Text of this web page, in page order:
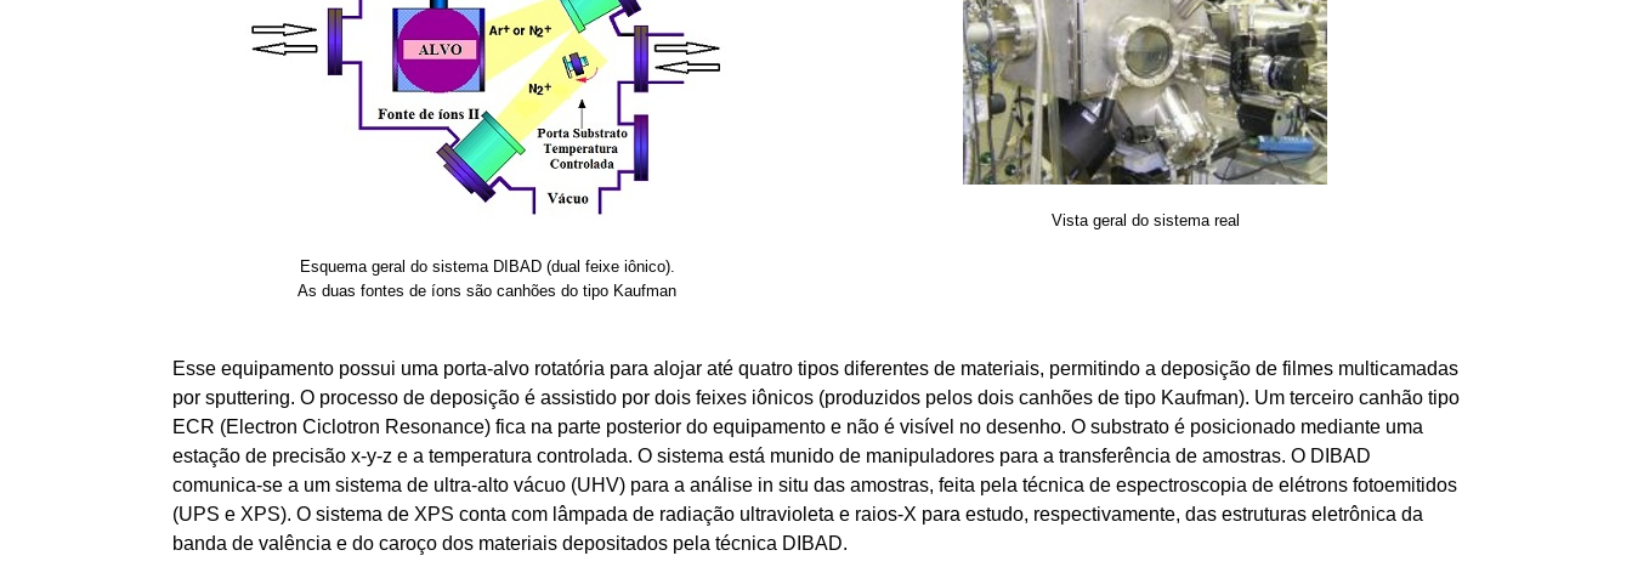
Esquema geral do sistema DIBAD (dual feixe iônico).
As duas fontes de íons são canhões do tipo Kaufman
Vista geral do sistema real
Esse equipamento possui uma porta-alvo rotatória para alojar até quatro tipos diferentes de materiais, permitindo a deposição de filmes multicamadas
por sputtering. O processo de deposição é assistido por dois feixes iônicos (produzidos pelos dois canhões de tipo Kaufman). Um terceiro canhão tipo
ECR (Electron Ciclotron Resonance) fica na parte posterior do equipamento e não é visível no desenho. O substrato é posicionado mediante uma
estação de precisão x-y-z e a temperatura controlada. O sistema está munido de manipuladores para a transferência de amostras. O DIBAD
comunica-se a um sistema de ultra-alto vácuo (UHV) para a análise in situ das amostras, feita pela técnica de espectroscopia de elétrons fotoemitidos
(UPS e XPS). O sistema de XPS conta com lâmpada de radiação ultravioleta e raios-X para estudo, respectivamente, das estruturas eletrônica da
banda de valência e do caroço dos materiais depositados pela técnica DIBAD.